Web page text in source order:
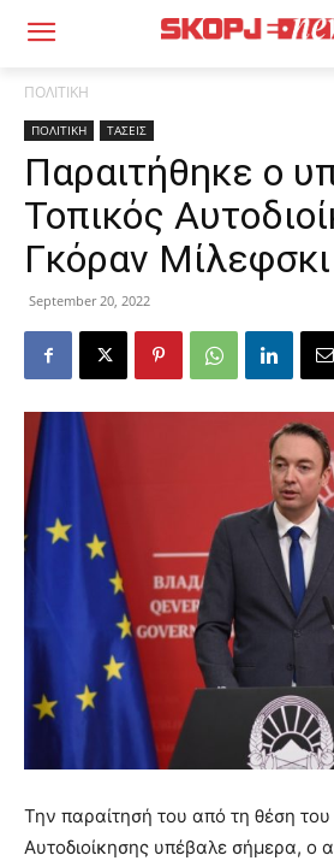
ΠΟΛΙΤΙΚΗ
ΠΟΛΙΤΙΚΗ ΤΑΣΕΙΣ
Παραιτήθηκε ο
Τοπικός
Γκόραν Μίλεφσκι
September 20, 2022
Την παραίτησή του από τη θέση
Αυτοδιοίκησης υπέβαλε σήμερα, ο